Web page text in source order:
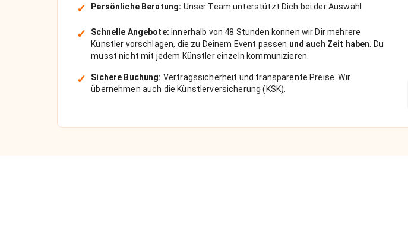
✓ Persönliche Beratung: Unser Team unterstützt Dich bei der Auswahl
✓ Schnelle Angebote: Innerhalb von 48 Stunden können wir Dir mehrere
Künstler vorschlagen, die zu Deinem Event passen und auch Zeit haben . Du
musst nicht mit jedem Künstler einzeln kommunizieren.
✓ Sichere Buchung: Vertragssicherheit und transparente Preise. Wir
übernehmen auch die Künstlerversicherung (KSK).